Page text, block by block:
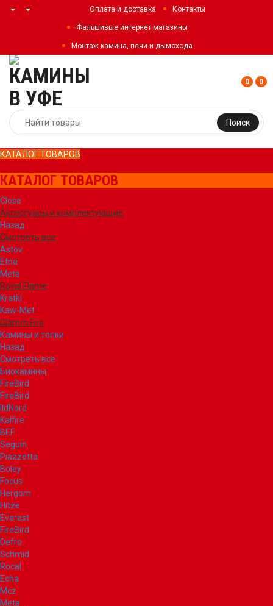
Оплата и доставка Контакты
Фальшивые интернет магазины
Монтаж камина, печи и дымохода
Поиск
0 0
КАТАЛОГ ТОВАРОВ
КАТАЛОГ ТОВАРОВ
Close
Аксессуары и комплектующие
Назад
Смотреть все
Astov
Etna
Meta
Royal Flame
Kratki
Kaw-Met
Glamm Fire
Камины и топки
Назад
Смотреть все
Биокамины
FireBird
FireBird
IldNord
Kalfire
BEF
Seguin
Piazzetta
Boley
Focus
Hergom
Hitze
Everest
FireBird
Defro
Schmid
Rocal
Echa
Mcz
Meta